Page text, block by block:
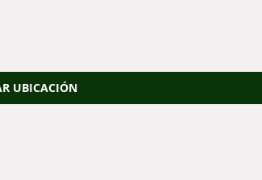
UBICACIÓN